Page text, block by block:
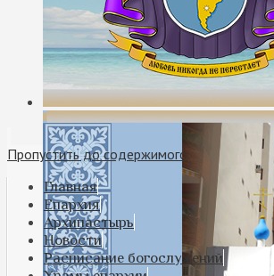
Пропустить до содержимого
Главная
Епархия
Архипастырь
Новости
Расписание богослужений